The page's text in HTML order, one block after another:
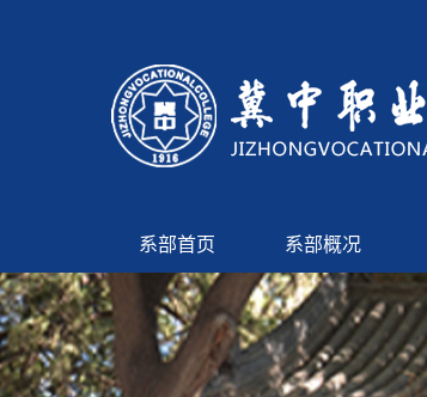
系部首页 系部概况
首页轮播图 论坛